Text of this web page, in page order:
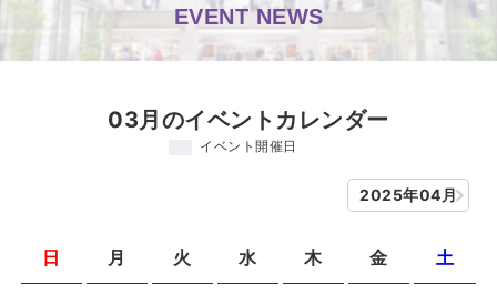
EVENT NEWS
03月のイベントカレンダー
イベント開催日
2025年04月
日 月 火 水 木 金 土